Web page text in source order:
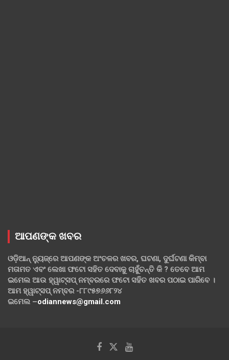
ଆପଣଙ୍କ ଖବର
ଓଡ଼ିଆନ୍ ନ୍ୟୁଜ୍‌ରେ ଆପଣଙ୍କ ଅଂଚଳର ଖବର, ଘଟଣା, ଦୁର୍ଘଟଣା କିମ୍ବା
ମତାମତ ଏବଂ ଲେଖା ଫଟୋ ସହିତ ଦେବାକୁ ଚାହୁଁଚନ୍ତି କି ? ତେବେ ଆମ
ଇମେଲ ଆଉ ହ୍ୱାଟ୍‌ସପ୍ ନମ୍ବରରେ ଫଟୋ ସହିତ ଖବର ପଠାଇ ପାରିବେ ।
ଆମ ହ୍ୱାଟ୍‌ସପ୍ ନମ୍ବର -୮୮୯୫୭୬୬୮୨୪
ଇମେଲ –odiannews@gmail.com